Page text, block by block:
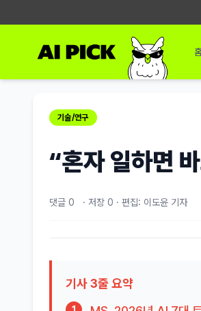
기술/연구
“혼자 일하면
댓글 0 · 저장 0 · 편집: 이도윤 기자
기사 3줄 요약